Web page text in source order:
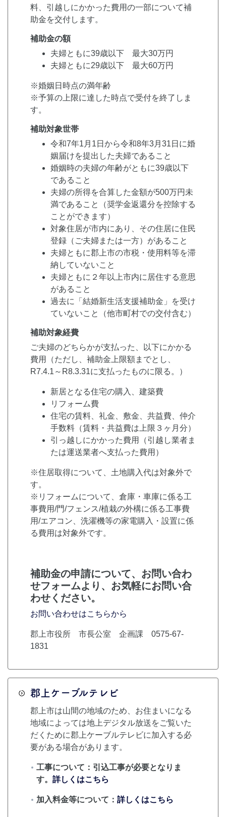
料、引越しにかかった費用の一部について補
助金を交付します。
補助金の額
夫婦ともに39歳以下 最大30万円
夫婦ともに29歳以下 最大60万円
※婚姻日時点の満年齢
※予算の上限に達した時点で受付を終了しま
す。
補助対象世帯
令和7年1月1日から令和8年3月31日に婚
姻届けを提出した夫婦であること
婚姻時の夫婦の年齢がともに39歳以下
であること
夫婦の所得を合算した金額が500万円未
満であること（奨学金返還分を控除する
ことができます）
対象住居が市内にあり、その住居に住民
登録（ご夫婦または一方）があること
夫婦ともに郡上市の市税・使用料等を滞
納していないこと
夫婦ともに２年以上市内に居住する意思
があること
過去に「結婚新生活支援補助金」を受け
ていないこと（他市町村での交付含む）
補助対象経費
ご夫婦のどちらかが支払った、以下にかかる
費用（ただし、補助金上限額までとし、
R7.4.1～R8.3.31に支払ったものに限る。）
新居となる住宅の購入、建築費
リフォーム費
住宅の賃料、礼金、敷金、共益費、仲介
手数料（賃料・共益費は上限３ヶ月分）
引っ越しにかかった費用（引越し業者ま
たは運送業者へ支払った費用）
※住居取得について、土地購入代は対象外で
す。
※リフォームについて、倉庫・車庫に係る工
事費用/門/フェンス/植栽の外構に係る工事費
用/エアコン、洗濯機等の家電購入・設置に係
る費用は対象外です。
補助金の申請について、お問い合わ
せフォームより、お気軽にお問い合
わせください。
お問い合わせはこちらから
郡上市役所 市長公室 企画課 0575-67-
1831
郡上ケーブルテレビ
郡上市は山間の地域のため、お住まいになる
地域によっては地上デジタル放送をご覧いた
だくために郡上ケーブルテレビに加入する必
要がある場合があります。
工事について：引込工事が必要となりま
す。 詳しくはこちら
加入料金等について： 詳しくはこちら